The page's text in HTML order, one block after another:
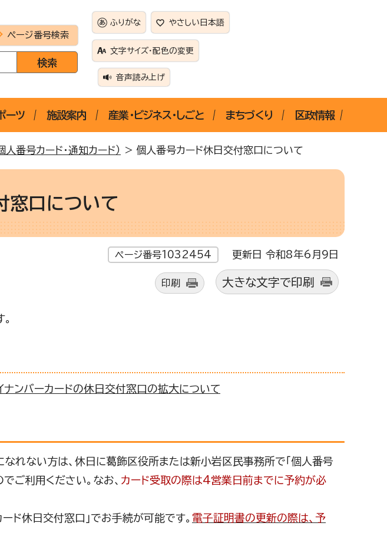
ページ番号検索
ふりがな やさしい日本語
文字サイズ・配色の変更
音声読み上げ
ーツ 施設案内 産業・ビジネス・しごと まちづくり 区政情報
人番号カード・通知カード） > 個人番号カード休日交付窓口について
窓口について
ページ番号1032454 更新日 令和8年6月9日
印刷 大きな文字で印刷
ナンバーカードの休日交付窓口の拡大について
なれない方は、休日に葛飾区役所または新小岩区民事務所で「個人番号
ご利用ください。なお、 カード受取の際は4営業日前までに予約が必
ド休日交付窓口」でお手続が可能です。 電子証明書の更新の際は、予